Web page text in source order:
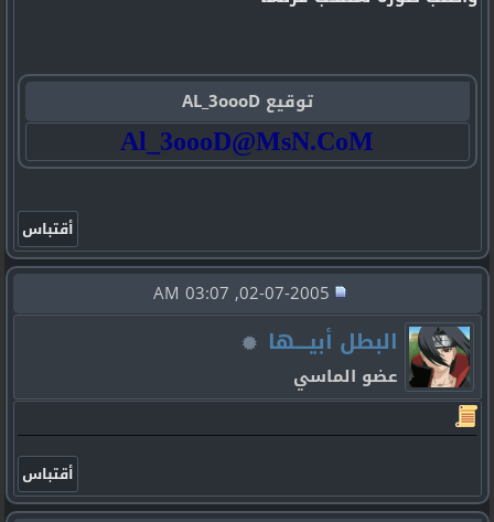
توقيع AL_3oooD
Al_3oooD@MsN.CoM
02-07-2005, 03:07 AM
البطل أبيــــها
عضو الماسي